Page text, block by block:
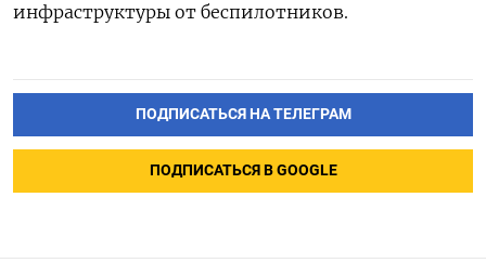
инфраструктуры от беспилотников.
ПОДПИСАТЬСЯ НА ТЕЛЕГРАМ
ПОДПИСАТЬСЯ В GOOGLE